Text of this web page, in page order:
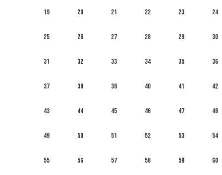
19 20 21 22 23 24
25 26 27 28 29 30
31 32 33 34 35 36
37 38 39 40 41 42
43 44 45 46 47 48
49 50 51 52 53 54
55 56 57 58 59 60